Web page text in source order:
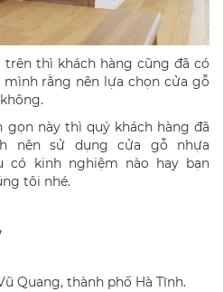
thì khách hàng cũng đã có
rằng nên lựa chọn cửa gỗ
gọn này thì quý khách hàng đã
nên sử dụng cửa gỗ nhựa
có kinh nghiệm nào hay bạn
tôi nhé.
Quang, thành phố Hà Tĩnh.